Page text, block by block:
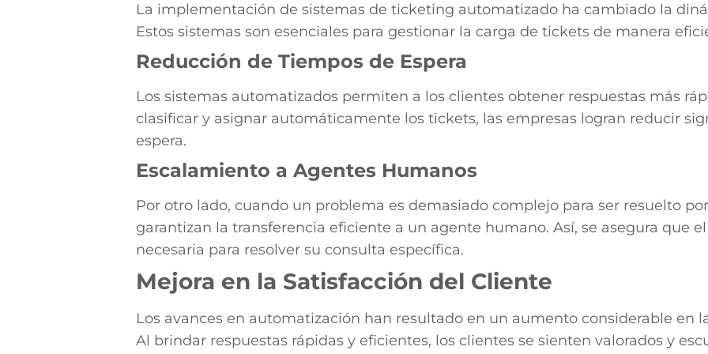
La implementación de sistemas de ticketing automatizado ha cambiado la
Estos sistemas son esenciales para gestionar la carga de tickets de manera
Reducción de Tiempos de Espera
Los sistemas automatizados permiten a los clientes obtener respuestas más
clasificar y asignar automáticamente los tickets, las empresas logran reducir
espera.
Escalamiento a Agentes Humanos
Por otro lado, cuando un problema es demasiado complejo para ser resuelto
garantizan la transferencia eficiente a un agente humano. Así, se asegura que
necesaria para resolver su consulta específica.
Mejora en la Satisfacción del Cliente
Los avances en automatización han resultado en un aumento considerable en
Al brindar respuestas rápidas y eficientes, los clientes se sienten valorados y